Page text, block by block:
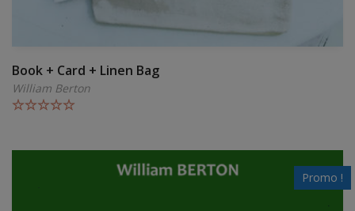
Book + Card + Linen Bag
William Berton
Promo !